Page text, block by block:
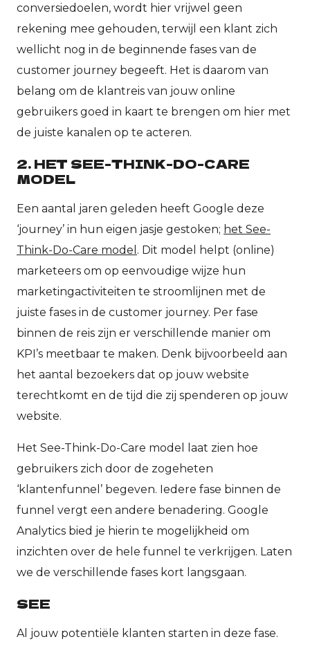
conversiedoelen, wordt hier vrijwel geen
rekening mee gehouden, terwijl een klant zich
wellicht nog in de beginnende fases van de
customer journey begeeft. Het is daarom van
belang om de klantreis van jouw online
gebruikers goed in kaart te brengen om hier met
de juiste kanalen op te acteren.
2. HET SEE-THINK-DO-CARE
MODEL
Een aantal jaren geleden heeft Google deze
‘journey’ in hun eigen jasje gestoken; het See-
Think-Do-Care model . Dit model helpt (online)
marketeers om op eenvoudige wijze hun
marketingactiviteiten te stroomlijnen met de
juiste fases in de customer journey. Per fase
binnen de reis zijn er verschillende manier om
KPI’s meetbaar te maken. Denk bijvoorbeeld aan
het aantal bezoekers dat op jouw website
terechtkomt en de tijd die zij spenderen op jouw
website.
Het See-Think-Do-Care model laat zien hoe
gebruikers zich door de zogeheten
‘klantenfunnel’ begeven. Iedere fase binnen de
funnel vergt een andere benadering. Google
Analytics bied je hierin te mogelijkheid om
inzichten over de hele funnel te verkrijgen. Laten
we de verschillende fases kort langsgaan.
SEE
Al jouw potentiële klanten starten in deze fase.